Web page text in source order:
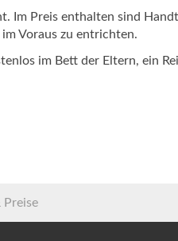
Im Preis enthalten sind
Voraus zu entrichten.
im Bett der Eltern, ein
Preise